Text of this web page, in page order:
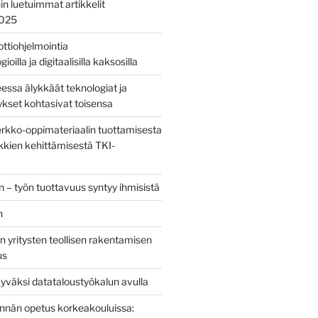
luetuimmat artikkelit
ja digitaalisilla kaksosilla
älykkäät teknologiat ja
kohtasivat toisensa
oppimateriaalin tuottamisesta
kehittämisestä TKI-
– työn tuottavuus syntyy ihmisistä
yritysten teollisen rakentamisen
datataloustyökalun avulla
opetus korkeakouluissa: